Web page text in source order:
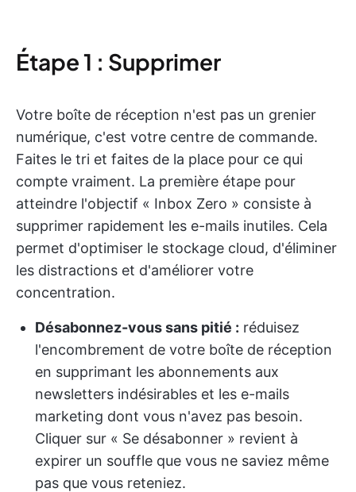
Étape 1 : Supprimer
Votre boîte de réception n'est pas un grenier
numérique, c'est votre centre de commande.
Faites le tri et faites de la place pour ce qui
compte vraiment. La première étape pour
atteindre l'objectif « Inbox Zero » consiste à
supprimer rapidement les e-mails inutiles. Cela
permet d'optimiser le stockage cloud, d'éliminer
les distractions et d'améliorer votre
concentration.
Désabonnez-vous sans pitié : réduisez
l'encombrement de votre boîte de réception
en supprimant les abonnements aux
newsletters indésirables et les e-mails
marketing dont vous n'avez pas besoin.
Cliquer sur « Se désabonner » revient à
expirer un souffle que vous ne saviez même
pas que vous reteniez.